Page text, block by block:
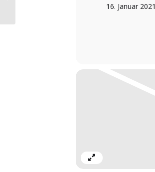
16. Januar 2021